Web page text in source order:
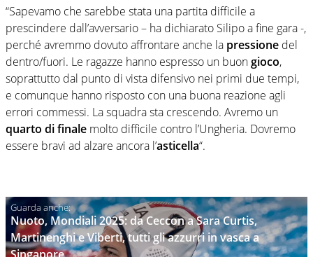
“Sapevamo che sarebbe stata una partita difficile a
prescindere dall’avversario – ha dichiarato Silipo a fine gara -,
perché avremmo dovuto affrontare anche la pressione del
dentro/fuori. Le ragazze hanno espresso un buongioco,
soprattutto dal punto di vista difensivo nei primi due tempi,
e comunque hanno risposto con una buona reazione agli
errori commessi. La squadra sta crescendo. Avremo un
quarto di finale molto difficile contro l’Ungheria. Dovremo
essere bravi ad alzare ancora l’asticella“.
Nuoto, Mondiali 2025: da Ceccon a Sara Curtis,
Martinenghi e Viberti, tutti gli azzurri in vasca a